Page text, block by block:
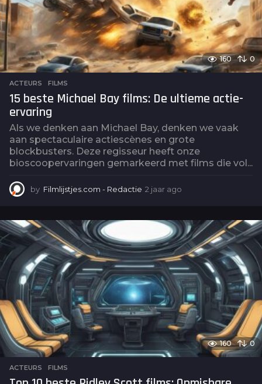
160 0
ACTEURS ,FILMS
15 beste Michael Bay films: De ultieme actie-
ervaring
Als we denken aan Michael Bay, denken we vaak
aan spectaculaire actiescènes en grote
blockbusters. Deze regisseur heeft onze
bioscoopervaringen gemarkeerd met films die vol...
by Filmlijstjes.com - Redactie 2 jaar ago
a
r
a
g
o
160 0
ACTEURS ,FILMS